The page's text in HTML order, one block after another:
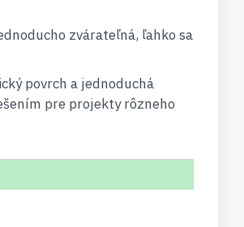
zvárateľná, ľahko sa
povrch a jednoduchá
pre projekty rôzneho